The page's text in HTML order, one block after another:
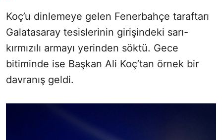
Sesi Aç
Koç’u dinlemeye gelen Fenerbahçe taraftarı
Galatasaray tesislerinin girişindeki sarı-
kırmızılı armayı yerinden söktü. Gece
bitiminde ise Başkan Ali Koç’tan örnek bir
davranış geldi.